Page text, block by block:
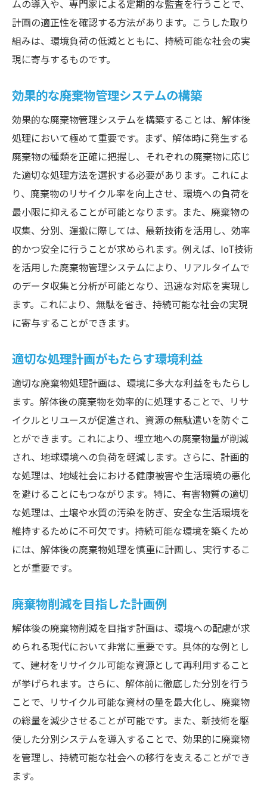
ムの導入や、専門家による定期的な監査を行うことで、
計画の適正性を確認する方法があります。こうした取り
組みは、環境負荷の低減とともに、持続可能な社会の実
現に寄与するものです。
効果的な廃棄物管理システムの構築
効果的な廃棄物管理システムを構築することは、解体後
処理において極めて重要です。まず、解体時に発生する
廃棄物の種類を正確に把握し、それぞれの廃棄物に応じ
た適切な処理方法を選択する必要があります。これによ
り、廃棄物のリサイクル率を向上させ、環境への負荷を
最小限に抑えることが可能となります。また、廃棄物の
収集、分別、運搬に際しては、最新技術を活用し、効率
的かつ安全に行うことが求められます。例えば、IoT技術
を活用した廃棄物管理システムにより、リアルタイムで
のデータ収集と分析が可能となり、迅速な対応を実現し
ます。これにより、無駄を省き、持続可能な社会の実現
に寄与することができます。
適切な処理計画がもたらす環境利益
適切な廃棄物処理計画は、環境に多大な利益をもたらし
ます。解体後の廃棄物を効率的に処理することで、リサ
イクルとリユースが促進され、資源の無駄遣いを防ぐこ
とができます。これにより、埋立地への廃棄物量が削減
され、地球環境への負荷を軽減します。さらに、計画的
な処理は、地域社会における健康被害や生活環境の悪化
を避けることにもつながります。特に、有害物質の適切
な処理は、土壌や水質の汚染を防ぎ、安全な生活環境を
維持するために不可欠です。持続可能な環境を築くため
には、解体後の廃棄物処理を慎重に計画し、実行するこ
とが重要です。
廃棄物削減を目指した計画例
解体後の廃棄物削減を目指す計画は、環境への配慮が求
められる現代において非常に重要です。具体的な例とし
て、建材をリサイクル可能な資源として再利用すること
が挙げられます。さらに、解体前に徹底した分別を行う
ことで、リサイクル可能な資材の量を最大化し、廃棄物
の総量を減少させることが可能です。また、新技術を駆
使した分別システムを導入することで、効果的に廃棄物
を管理し、持続可能な社会への移行を支えることができ
ます。